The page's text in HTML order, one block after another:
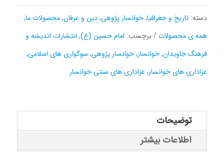
های
خوانسار
دسته: تاریخ و جغرافیا,خوانسار پژوهی,دین و عرفان,محصولات ما,
همه ی محصولات
برچسب: امام حسین (ع), انتشارات اندیشه و
فرهنگ جاویدان,خوانسار,خوانسار پژوهی, سوگواری های اسلامی,
عزاداری های خوانسار, عزاداری های سنتی خوانسار
توضیحات
اطلاعات بیشتر